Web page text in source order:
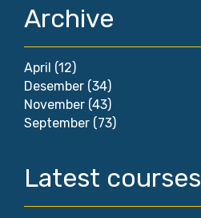
Archive
April (12)
Desember (34)
November (43)
September (73)
Latest courses